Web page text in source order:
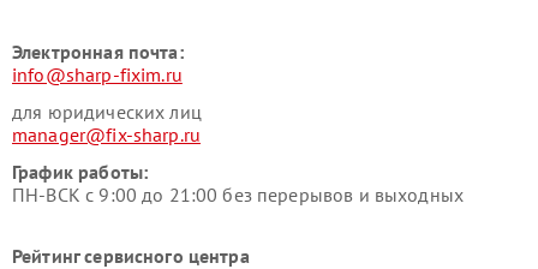
Электронная почта:
info@sharp-fixim.ru
для юридических лиц
manager@fix-sharp.ru
График работы:
ПН-ВСК с 9:00 до 21:00 без перерывов и выходных
Рейтинг сервисного центра